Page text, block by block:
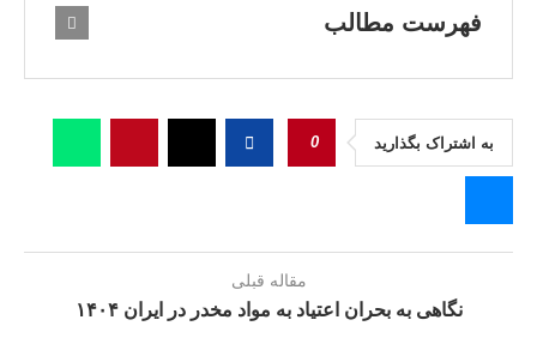
فهرست مطالب
به اشتراک بگذارید 0
مقاله قبلی
نگاهی به بحران اعتیاد به مواد مخدر در ایران ۱۴۰۴